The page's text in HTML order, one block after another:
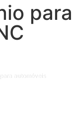
para
automóveis